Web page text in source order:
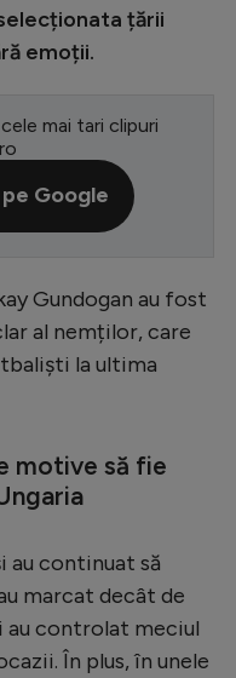
țării
emoții.
mai tari clipuri
Google
Gundogan au fost
al nemților, care
la ultima
motive să fie
au continuat să
marcat decât de
au controlat meciul
În plus, în unele